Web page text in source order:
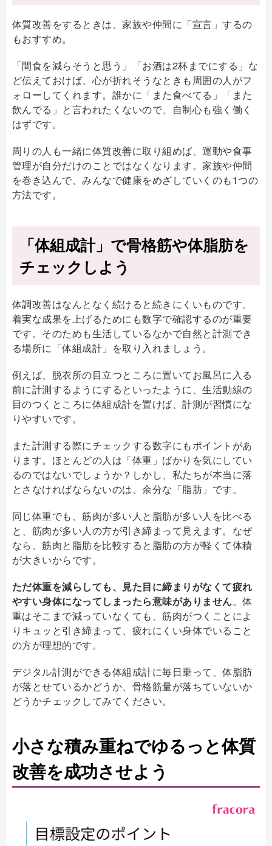
体質改善をするときは、家族や仲間に「宣言」するの
もおすすめ。
「間食を減らそうと思う」「お酒は2杯までにする」な
ど伝えておけば、心が折れそうなときも周囲の人がフ
ォローしてくれます。誰かに「また食べてる」「また
飲んでる」と言われたくないので、自制心も強く働く
はずです。
周りの人も一緒に体質改善に取り組めば、運動や食事
管理が自分だけのことではなくなります。家族や仲間
を巻き込んで、みんなで健康をめざしていくのも1つの
方法です。
「体組成計」で骨格筋や体脂肪を
チェックしよう
体調改善はなんとなく続けると続きにくいものです。
着実な成果を上げるためにも数字で確認するのが重要
です。そのためも生活しているなかで自然と計測でき
る場所に「体組成計」を取り入れましょう。
例えば、脱衣所の目立つところに置いてお風呂に入る
前に計測するようにするといったように、生活動線の
目のつくところに体組成計を置けば、計測が習慣にな
りやすいです。
また計測する際にチェックする数字にもポイントがあ
ります。ほとんどの人は「体重」ばかりを気にしてい
るのではないでしょうか？しかし、私たちが本当に落
とさなければならないのは、余分な「脂肪」です。
同じ体重でも、筋肉が多い人と脂肪が多い人を比べる
と、筋肉が多い人の方が引き締まって見えます。なぜ
なら、筋肉と脂肪を比較すると脂肪の方が軽くて体積
が大きいからです。
ただ体重を減らしても、見た目に締まりがなくて疲れ
やすい身体になってしまったら意味がありません。体
重はそこまで減っていなくても、筋肉がつくことによ
りキュッと引き締まって、疲れにくい身体でいること
の方が理想的です。
デジタル計測ができる体組成計に毎日乗って、体脂肪
が落とせているかどうか、骨格筋量が落ちていないか
どうかチェックしてみてください。
小さな積み重ねでゆるっと体質
改善を成功させよう